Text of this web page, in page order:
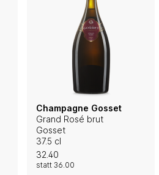
Champagne Gosset
Grand Rosé brut
Gosset
37.5 cl
32.40
statt 36.00